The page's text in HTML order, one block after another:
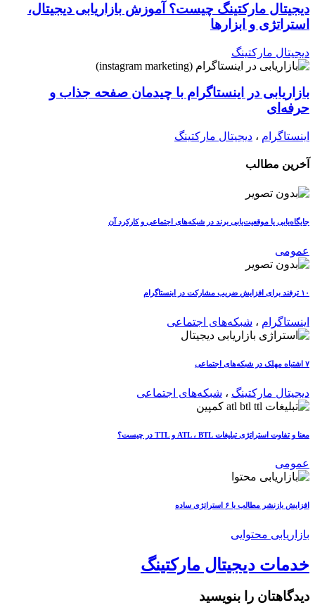
دیجیتال مارکتینگ چیست؟ آموزش بازاریابی دیجیتال،
استراتژی و ابزارها
دیجیتال مارکتینگ
بازاریابی در اینستاگرام با چیدمان صفحه جذاب و
حرفه‌ای
اینستاگرام ، دیجیتال مارکتینگ
آخرین مطالب
جایگاه‌یابی یا موقعیت‌یابی برند در شبکه‌های اجتماعی و کارکرد آن
عمومی
۱۰ ترفند برای افزایش ضریب مشارکت در اینستاگرام
اینستاگرام ، شبکه‌های اجتماعی
۷ اشتباه مهلک در شبکه‌های اجتماعی
دیجیتال مارکتینگ ، شبکه‌های اجتماعی
معنا و تفاوت استراتژی تبلیغات ATL ، BTL و TTL در چیست؟
عمومی
افزایش بازنشر مطالب با ۶ استراتژی ساده
بازاریابی محتوایی
خدمات دیجیتال مارکتینگ
دیدگاهتان را بنویسید